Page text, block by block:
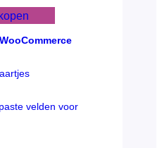
velden voor